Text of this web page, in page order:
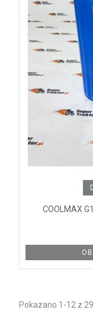
COOLMAX
Pokazano 1-12 z